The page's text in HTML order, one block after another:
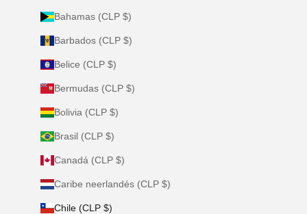
Bahamas (CLP $)
Barbados (CLP $)
Belice (CLP $)
Bermudas (CLP $)
Bolivia (CLP $)
Brasil (CLP $)
Canadá (CLP $)
Caribe neerlandés (CLP $)
Chile (CLP $)